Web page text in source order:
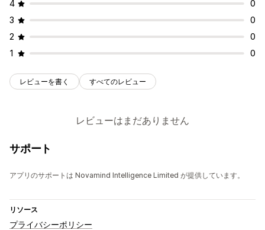
4
0
3
0
2
0
1
0
レビューを書く すべてのレビュー
レビューはまだありません
サポート
アプリのサポートは Novamind Intelligence Limited が提供しています。
リソース
プライバシーポリシー